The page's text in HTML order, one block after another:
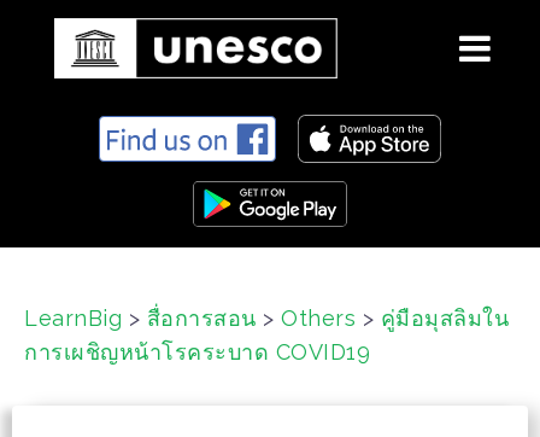
e
LearnBig > สื่อการสอน > Others > คู่มือมุสลิมใน
การเผชิญหน้าโรคระบาด COVID19